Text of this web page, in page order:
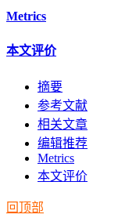
Metrics
本文评价
摘要
参考文献
相关文章
编辑推荐
Metrics
本文评价
回顶部